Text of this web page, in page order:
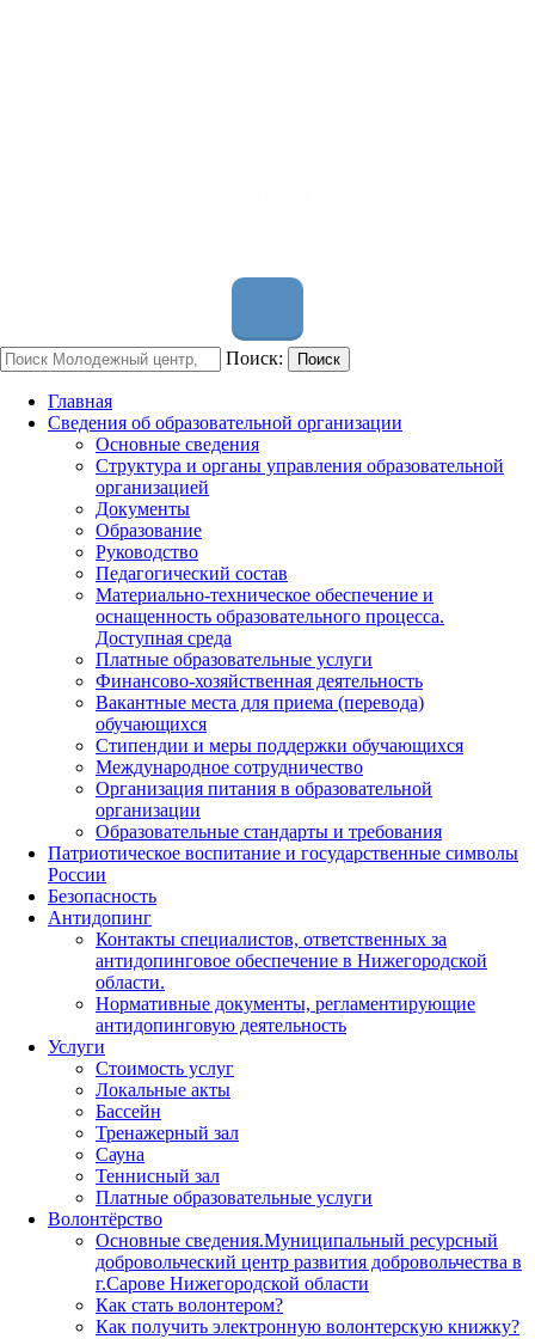
Поиск: Поиск
Главная
Сведения об образовательной организации
Основные сведения
Структура и органы управления образовательной
организацией
Документы
Образование
Руководство
Педагогический состав
Материально-техническое обеспечение и
оснащенность образовательного процесса.
Доступная среда
Платные образовательные услуги
Финансово-хозяйственная деятельность
Вакантные места для приема (перевода)
обучающихся
Стипендии и меры поддержки обучающихся
Международное сотрудничество
Организация питания в образовательной
организации
Образовательные стандарты и требования
Патриотическое воспитание и государственные символы
России
Безопасность
Антидопинг
Контакты специалистов, ответственных за
антидопинговое обеспечение в Нижегородской
области.
Нормативные документы, регламентирующие
антидопинговую деятельность
Услуги
Стоимость услуг
Локальные акты
Бассейн
Тренажерный зал
Сауна
Теннисный зал
Платные образовательные услуги
Волонтёрство
Основные сведения.Муниципальный ресурсный
добровольческий центр развития добровольчества в
г.Сарове Нижегородской области
Как стать волонтером?
Как получить электронную волонтерскую книжку?